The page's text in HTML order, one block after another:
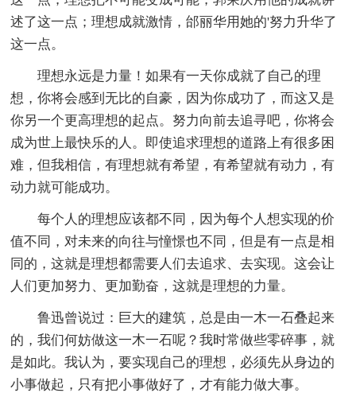
述了这一点；理想成就激情，邰丽华用她的'努力升华了
这一点。
理想永远是力量！如果有一天你成就了自己的理
想，你将会感到无比的自豪，因为你成功了，而这又是
你另一个更高理想的起点。努力向前去追寻吧，你将会
成为世上最快乐的人。即使追求理想的道路上有很多困
难，但我相信，有理想就有希望，有希望就有动力，有
动力就可能成功。
每个人的理想应该都不同，因为每个人想实现的价
值不同，对未来的向往与憧憬也不同，但是有一点是相
同的，这就是理想都需要人们去追求、去实现。这会让
人们更加努力、更加勤奋，这就是理想的力量。
鲁迅曾说过：巨大的建筑，总是由一木一石叠起来
的，我们何妨做这一木一石呢？我时常做些零碎事，就
是如此。我认为，要实现自己的理想，必须先从身边的
小事做起，只有把小事做好了，才有能力做大事。